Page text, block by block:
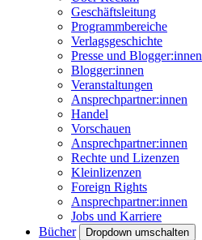
Geschäftsleitung
Programmbereiche
Verlagsgeschichte
Presse und Blogger:innen
Blogger:innen
Veranstaltungen
Ansprechpartner:innen
Handel
Vorschauen
Ansprechpartner:innen
Rechte und Lizenzen
Kleinlizenzen
Foreign Rights
Ansprechpartner:innen
Jobs und Karriere
Bücher
Dropdown umschalten